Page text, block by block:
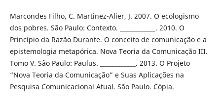
Marcondes Filho, C. Martinez-Alier, J. 2007. O ecologismo
dos pobres. São Paulo: Contexto. ____________. 2010. O
Princípio da Razão Durante. O conceito de comunicação e a
epistemologia metapórica. Nova Teoria da Comunicação III.
Tomo V. São Paulo: Paulus. ____________. 2013. O Projeto
“Nova Teoria da Comunicação” e Suas Aplicações na
Pesquisa Comunicacional Atual. São Paulo. Cópia.